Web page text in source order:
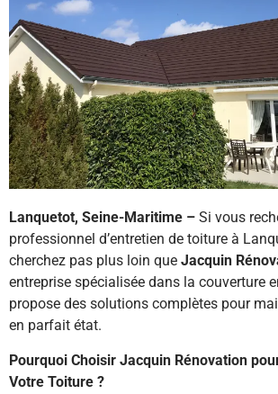
Lanquetot, Seine-Maritime – Si vous
professionnel d’entretien de toiture à
cherchez pas plus loin que Jacquin
entreprise spécialisée dans la couverture
propose des solutions complètes pour
en parfait état.
Pourquoi Choisir Jacquin Rénovation
Votre Toiture ?